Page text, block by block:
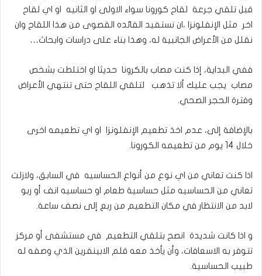
قبل تلقي جرعة لقاح كورونا سواء الاولى او الثانيه او اي لقاح
اخر مثل الإنفلونزا ،ان نستفيد الفائده القصوى من هذا اللقاح وان
نقلل من الأعراض الجانبية له، وهذا بناء على دراسات وابحاث…
ففي البداية، إذا كنت مصاب بالكرونا حديثا او اختلطت بشخص
مصاب يجب عليك ألا تذهب لتلقي اللقاح حتى تنتهي الأعراض
وفترة الحجر الصحي.
بالإضافة إلى، عدم اخذ تطعيم الإنفلونزا او اي تطعيمه اخرى
خلال 14 يوم من تطعيمه الكورونا.
اذا كنت تعاني من اي نوع من أنواع الحساسيه في السابق، ولازلت
تعاني من الحساسيه مثل حساسية طعام او حساسيه انف أو ربو
لابد من الانتظار في مكان التطعيم من ربع إلى نصف ساعة.
و اذا كانت شديدة انصح بتلقي التطعيم في مستشفى أو مركز
تتوفر به الاسعافات، وأن يأخذ معه قلم الابينفرين الذي وصفه له
طبيب الحساسية.